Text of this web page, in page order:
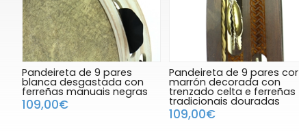
Pandeireta de 9 pares
blanca desgastada con
ferreñas manuais negras
109,00€
Pandeireta de 9 pares cor
marrón decorada con
trenzado celta e ferreñas
tradicionais douradas
109,00€